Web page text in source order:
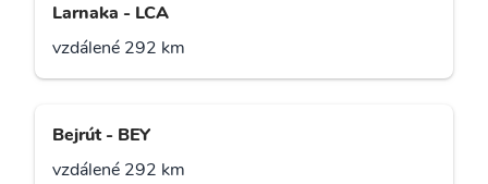
Larnaka - LCA
vzdálené 292 km
Bejrút - BEY
vzdálené 292 km